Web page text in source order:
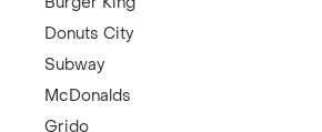
Donuts City
Subway
McDonalds
Grido